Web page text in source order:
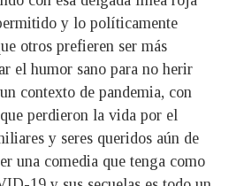
y lo políticamente
otros prefieren ser más
el humor sano para no herir
contexto de pandemia, con
perdieron la vida por el
y seres queridos aún de
una comedia que tenga como